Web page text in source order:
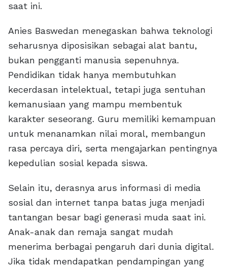
saat ini.
Anies Baswedan menegaskan bahwa teknologi
seharusnya diposisikan sebagai alat bantu,
bukan pengganti manusia sepenuhnya.
Pendidikan tidak hanya membutuhkan
kecerdasan intelektual, tetapi juga sentuhan
kemanusiaan yang mampu membentuk
karakter seseorang. Guru memiliki kemampuan
untuk menanamkan nilai moral, membangun
rasa percaya diri, serta mengajarkan pentingnya
kepedulian sosial kepada siswa.
Selain itu, derasnya arus informasi di media
sosial dan internet tanpa batas juga menjadi
tantangan besar bagi generasi muda saat ini.
Anak-anak dan remaja sangat mudah
menerima berbagai pengaruh dari dunia digital.
Jika tidak mendapatkan pendampingan yang